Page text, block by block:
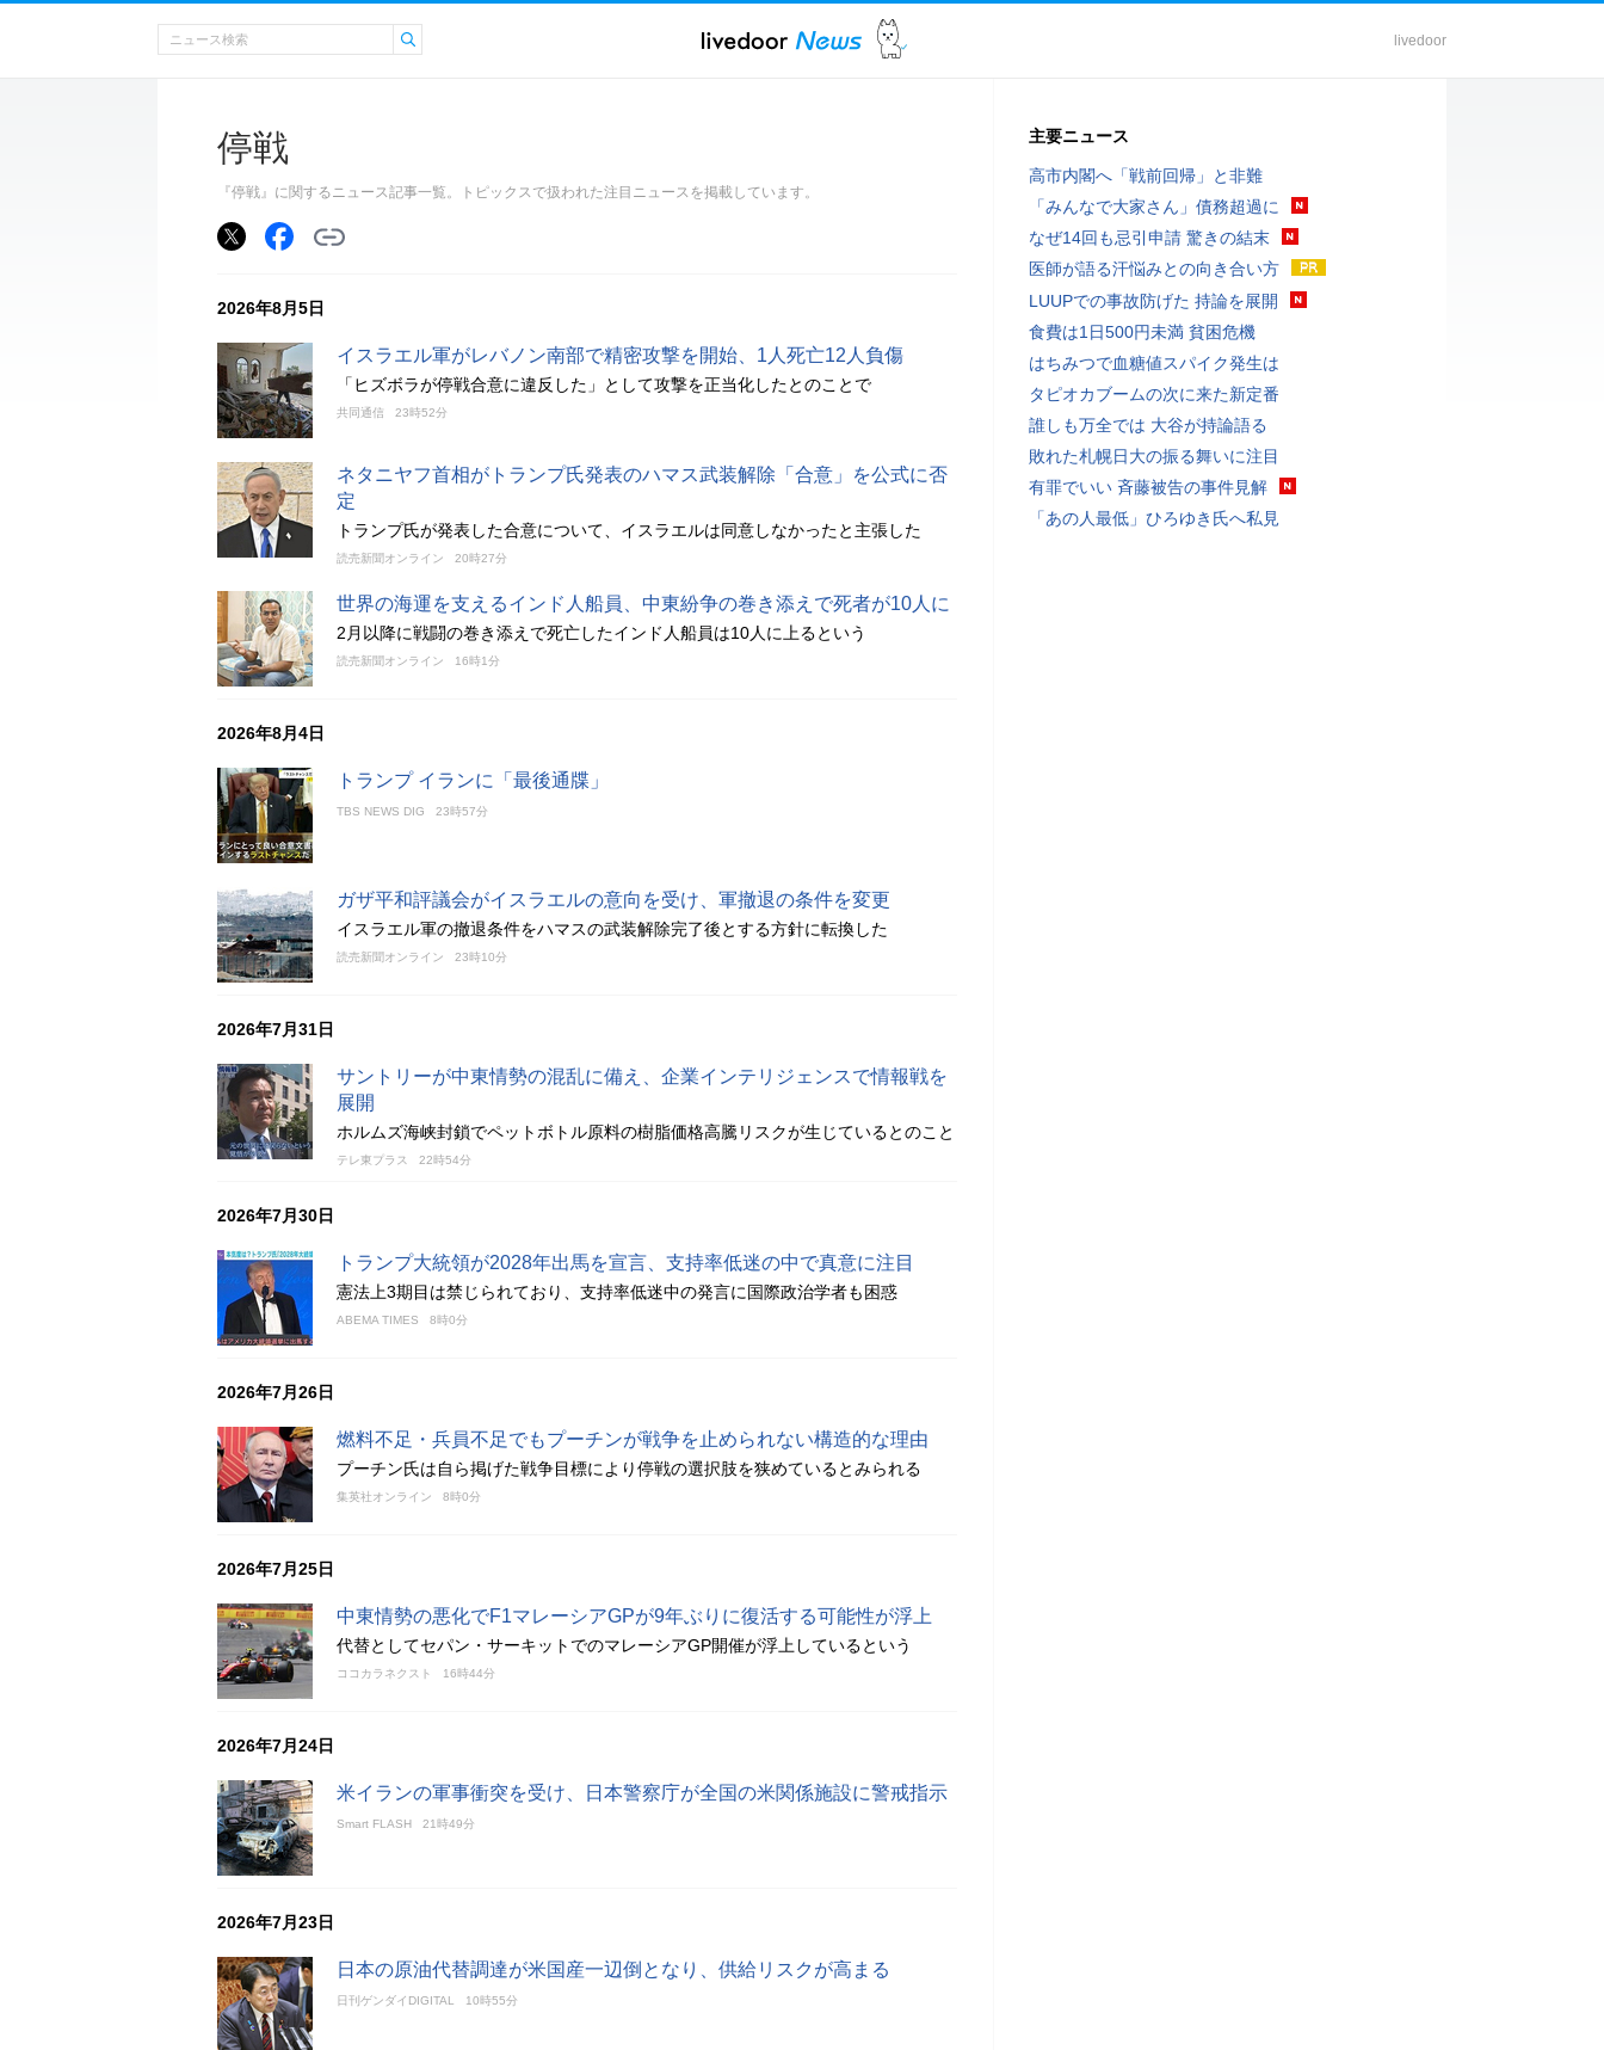
livedoor
停戦
『停戦』に関するニュース記事一覧。トピックスで扱われた注目ニュースを掲載しています。
2026年8月5日
イスラエル軍がレバノン南部で精密攻撃を開始、1人死亡12人負傷
「ヒズボラが停戦合意に違反した」として攻撃を正当化したとのことで
共同通信 23時52分
ネタニヤフ首相がトランプ氏発表のハマス武装解除「合意」を公式に否
定
トランプ氏が発表した合意について、イスラエルは同意しなかったと主張した
読売新聞オンライン 20時27分
世界の海運を支えるインド人船員、中東紛争の巻き添えで死者が10人に
2月以降に戦闘の巻き添えで死亡したインド人船員は10人に上るという
読売新聞オンライン 16時1分
2026年8月4日
トランプ イランに「最後通牒」
TBS NEWS DIG 23時57分
ガザ平和評議会がイスラエルの意向を受け、軍撤退の条件を変更
イスラエル軍の撤退条件をハマスの武装解除完了後とする方針に転換した
読売新聞オンライン 23時10分
2026年7月31日
サントリーが中東情勢の混乱に備え、企業インテリジェンスで情報戦を
展開
ホルムズ海峡封鎖でペットボトル原料の樹脂価格高騰リスクが生じているとのこと
テレ東プラス 22時54分
2026年7月30日
トランプ大統領が2028年出馬を宣言、支持率低迷の中で真意に注目
憲法上3期目は禁じられており、支持率低迷中の発言に国際政治学者も困惑
ABEMA TIMES 8時0分
2026年7月26日
燃料不足・兵員不足でもプーチンが戦争を止められない構造的な理由
プーチン氏は自ら掲げた戦争目標により停戦の選択肢を狭めているとみられる
集英社オンライン 8時0分
2026年7月25日
中東情勢の悪化でF1マレーシアGPが9年ぶりに復活する可能性が浮上
代替としてセパン・サーキットでのマレーシアGP開催が浮上しているという
ココカラネクスト 16時44分
2026年7月24日
米イランの軍事衝突を受け、日本警察庁が全国の米関係施設に警戒指示
Smart FLASH 21時49分
2026年7月23日
日本の原油代替調達が米国産一辺倒となり、供給リスクが高まる
日刊ゲンダイDIGITAL 10時55分
主要ニュース
高市内閣へ「戦前回帰」と非難
「みんなで大家さん」債務超過に
なぜ14回も忌引申請 驚きの結末
医師が語る汗悩みとの向き合い方
LUUPでの事故防げた 持論を展開
食費は1日500円未満 貧困危機
はちみつで血糖値スパイク発生は
タピオカブームの次に来た新定番
誰しも万全では 大谷が持論語る
敗れた札幌日大の振る舞いに注目
有罪でいい 斉藤被告の事件見解
「あの人最低」ひろゆき氏へ私見